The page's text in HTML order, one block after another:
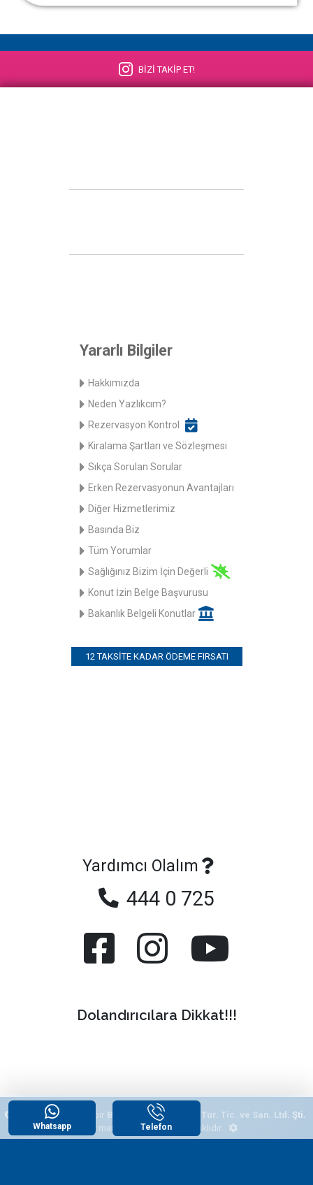
BİZİ TAKİP ET!
Yararlı Bilgiler
Hakkımızda
Neden Yazlıkcım?
Rezervasyon Kontrol
Kiralama Şartları ve Sözleşmesi
Sıkça Sorulan Sorular
Erken Rezervasyonun Avantajları
Diğer Hizmetlerimiz
Basında Biz
Tüm Yorumlar
Sağlığınız Bizim İçin Değerli
Konut İzin Belge Başvurusu
Bakanlık Belgeli Konutlar
12 TAKSITE KADAR ÖDEME FIRSATI
Yardımcı Olalım
444 0 725
Dolandırıcılara Dikkat!!!
© 2026 "Yazlikcim" , bir Begonvil Grup Emlak Tur. Tic. ve San. Ltd. Şti.
tescilli markasıdır. Tüm hakları saklıdır.
Whatsapp Telefon